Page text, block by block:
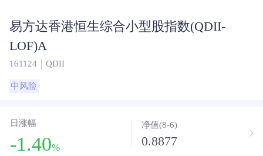
易方达香港恒生综合小型股指数(QDII-
LOF)A
161124 QDII
中风险
日涨幅
-1.40%
净值(8-6)
0.8877